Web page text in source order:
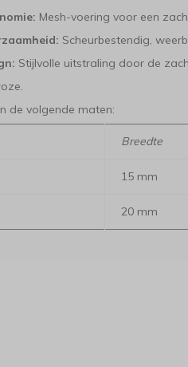
Mesh-voering voor een
Scheurbestendig,
Stijlvolle uitstraling door de
de volgende maten:
Breedte
15 mm
20 mm